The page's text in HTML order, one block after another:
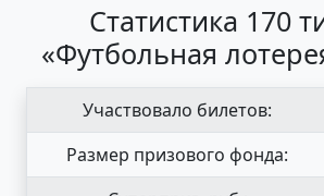
Статистика 170
«Футбольная
Участвовало билетов:
Размер призового фонда: